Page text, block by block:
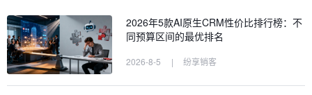
2026年5款AI原生CRM性价比排行榜：不
同预算区间的最优排名
2026-8-5 | 纷享销客